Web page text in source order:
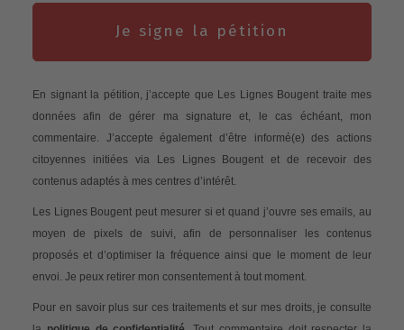
Je signe la pétition
En signant la pétition, j’accepte que Les Lignes Bougent traite mes
données afin de gérer ma signature et, le cas échéant, mon
commentaire. J’accepte également d’être informé(e) des actions
citoyennes initiées via Les Lignes Bougent et de recevoir des
contenus adaptés à mes centres d’intérêt.
Les Lignes Bougent peut mesurer si et quand j’ouvre ses emails, au
moyen de pixels de suivi, afin de personnaliser les contenus
proposés et d’optimiser la fréquence ainsi que le moment de leur
envoi. Je peux retirer mon consentement à tout moment.
Pour en savoir plus sur ces traitements et sur mes droits, je consulte